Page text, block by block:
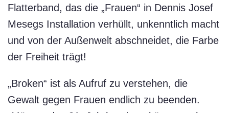
Flatterband, das die „Frauen“ in Dennis Josef
Mesegs Installation verhüllt, unkenntlich macht
und von der Außenwelt abschneidet, die Farbe
der Freiheit trägt!
„Broken“ ist als Aufruf zu verstehen, die
Gewalt gegen Frauen endlich zu beenden.